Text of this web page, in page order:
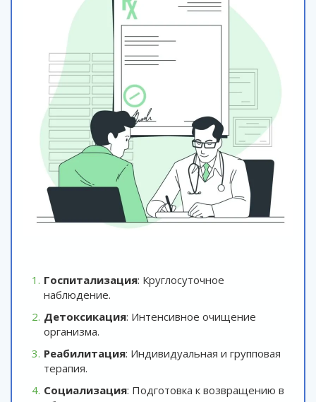
Госпитализация: Круглосуточное
наблюдение.
Детоксикация: Интенсивное очищение
организма.
Реабилитация: Индивидуальная и групповая
терапия.
Социализация: Подготовка к возвращению в